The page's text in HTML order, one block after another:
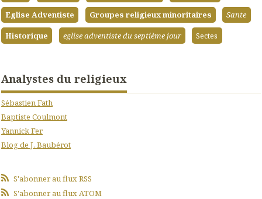
Eglise Adventiste
Groupes religieux minoritaires
Sante
Historique
eglise adventiste du septième jour Sectes
Analystes du religieux
Sébastien Fath
Baptiste Coulmont
Yannick Fer
Blog de J. Baubérot
S'abonner au flux RSS
S'abonner au flux ATOM